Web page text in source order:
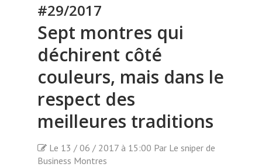
#29/2017
Sept montres qui
déchirent côté
couleurs, mais dans le
respect des
meilleures traditions
Le 13 / 06 / 2017 à 15:00 Par Le sniper de
Business Montres